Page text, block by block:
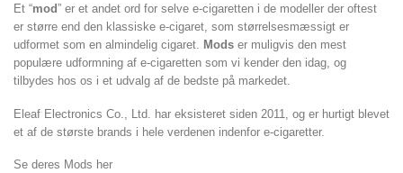
Et “mod” er et andet ord for selve e-cigaretten i de modeller der oftest
er større end den klassiske e-cigaret, som størrelsesmæssigt er
udformet som en almindelig cigaret.
Mods er muligvis den mest
populære udformning af e-cigaretten som vi kender den idag, og
tilbydes hos os i et udvalg af de bedste på markedet.
Eleaf Electronics Co., Ltd. har eksisteret siden 2011, og er hurtigt blevet
et af de største brands i hele verdenen indenfor e-cigaretter.
Se deres Mods her